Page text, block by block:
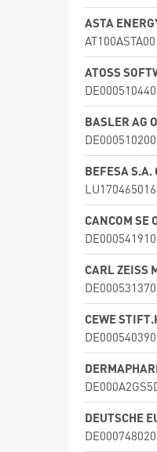
ASTA
ATOSS
BASLER AG
BEFESA S.A.
CANCOM SE
CARL ZEISS
CEWE
DEUTSCHE